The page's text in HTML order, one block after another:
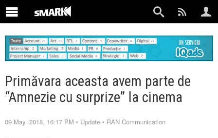
Primăvara aceasta avem parte de
“Amnezie cu surprize” la cinema
09 May. 2018, 16:17 PM • Update • RAN Communication